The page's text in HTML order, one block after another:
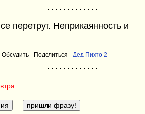
перетрут. Неприкаянность и
Обсудить Поделиться Дед Пихто 2